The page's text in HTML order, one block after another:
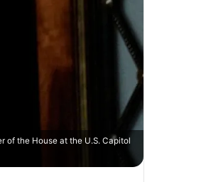
of the House at the U.S. Capitol